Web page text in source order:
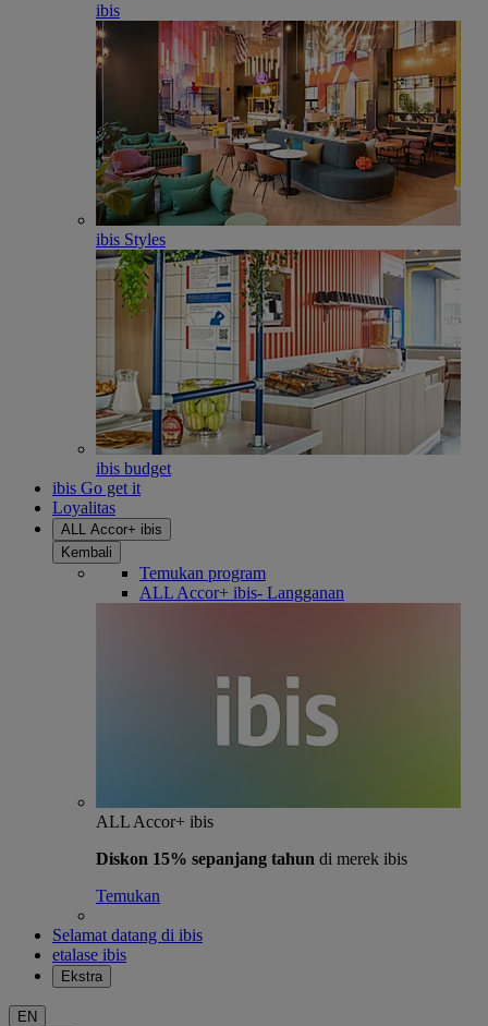
ibis
ibis Styles
ibis budget
ibis Go get it
Loyalitas
ALL Accor+ ibis
Kembali
Temukan program
ALL Accor+ ibis- Langganan
ALL Accor+ ibis
Diskon 15% sepanjang tahun di merek ibis
Temukan
Selamat datang di ibis
etalase ibis
Ekstra
EN